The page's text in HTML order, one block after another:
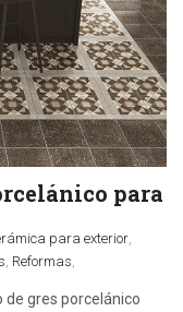
para
para exterior,
, Reformas,
de gres porcelánico